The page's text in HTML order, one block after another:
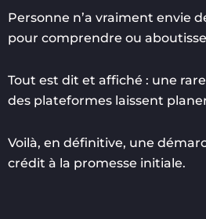
Personne n’a vraiment envie
pour comprendre ou
Tout est dit et affiché : une
des plateformes laissent
Voilà, en définitive, une
crédit à la promesse initiale.